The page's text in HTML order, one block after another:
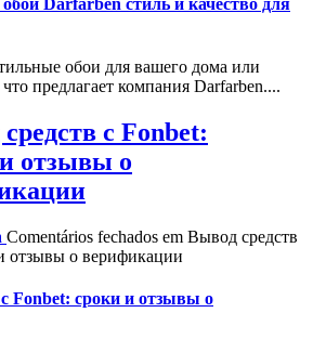
Darfarben стиль и качество для
обои для вашего дома или
предлагает компания Darfarben....
с Fonbet:
отзывы о
Comentários fechados em Вывод средств
отзывы о верификации
Fonbet: сроки и отзывы о